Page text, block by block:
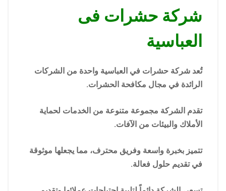
شركة حشرات فى
العباسية
تُعد شركة حشرات في العباسية واحدة من الشركات
الرائدة في مجال مكافحة الحشرات.
تقدم الشركة مجموعة متنوعة من الخدمات لحماية
الأملاك والبيئات من الآفات.
تتميز بخبرة واسعة وفريق محترف، مما يجعلها موثوقة
في تقديم حلول فعالة.